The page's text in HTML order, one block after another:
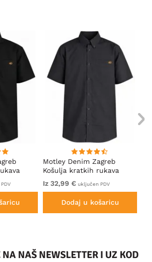
Motley Denim Zagreb
Košulja kratkih rukava
Antracit
Iz 32,99 € uključen PDV
Dodaj u košaricu
NA NAŠ NEWSLETTER I UZ KOD